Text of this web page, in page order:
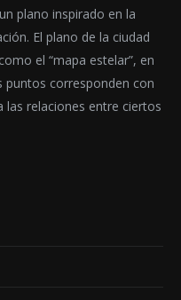
plano inspirado en la
El plano de la ciudad
el “mapa estelar”, en
puntos corresponden con
las relaciones entre ciertos